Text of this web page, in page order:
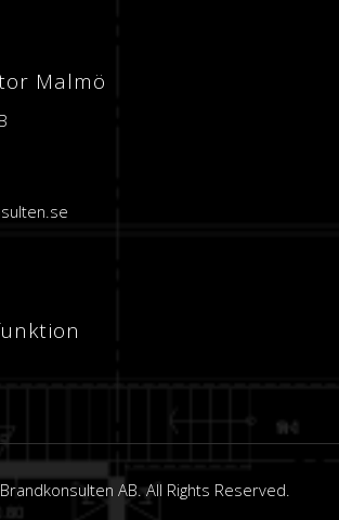
Malmö
AB. All Rights Reserved.